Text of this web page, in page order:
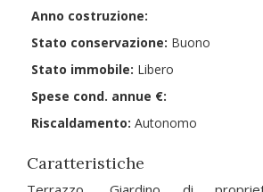
Anno costruzione:
Stato conservazione: Buono
Stato immobile: Libero
Spese cond. annue €:
Riscaldamento: Autonomo
Caratteristiche